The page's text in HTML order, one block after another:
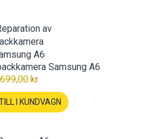
Samsung A6
699,00 kr
I KUNDVAGN